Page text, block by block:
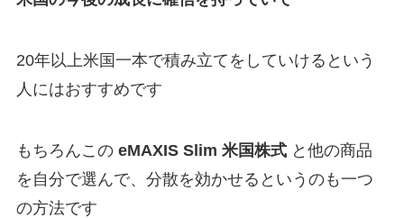
20年以上米国一本で積み立てをしていけるという
人にはおすすめです
もちろんこの eMAXIS Slim 米国株式と他の商品
を自分で選んで、分散を効かせるというのも一つ
の方法です